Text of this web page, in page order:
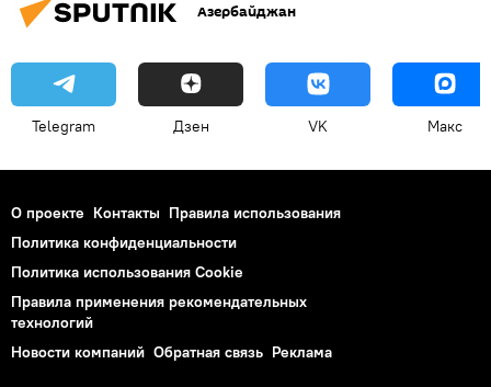
Азербайджан
Telegram Дзен VK Макс
О проекте Контакты Правила использования
Политика конфиденциальности
Политика использования Cookie
Правила применения рекомендательных
технологий
Новости компаний Обратная связь Реклама